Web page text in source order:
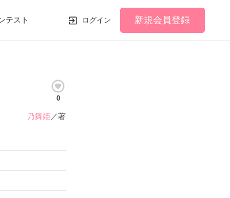
テスト ログイン 新規会員登録
0
乃舞姫 ／著